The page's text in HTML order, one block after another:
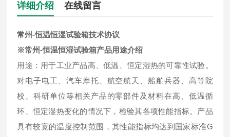
详细介绍 在线留言
常州-恒温恒湿试验箱技术协议
※常州-恒温恒湿试验箱产品用途介绍
用途：用于工业产品高、低温、恒定湿热的可靠性试验。
对电子电工、汽车摩托、航空航天、船舶兵器、高等院
校、科研单位等相关产品的零部件及材料在高、低温循
环、恒定湿热变化的情况下，检验其各项性能指标。产品
具有较宽的温度控制范围，其性能指标均达到国家标准G